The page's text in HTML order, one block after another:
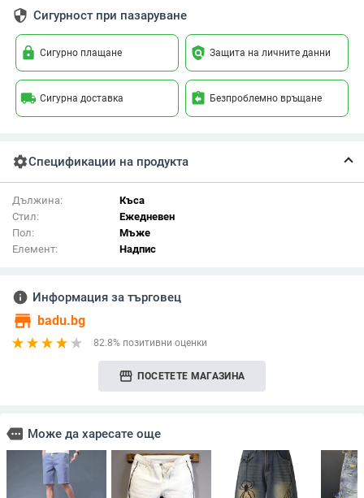
security Сигурност при пазаруване
lock Сигурно плащане policy Защита на личните данни
local_shipping Сигурна доставка assignment_return Безпроблемно връщане
settingsСпецификации на продукта
Дължина:
Къса
Стил:
Ежедневен
Пол:
Мъже
Елемент:
Надпис
info Информация за търговец
store badu.bg
82.8% позитивни оценки
storefront ПОСЕТЕТЕ МАГАЗИНА
more Може да харесате още